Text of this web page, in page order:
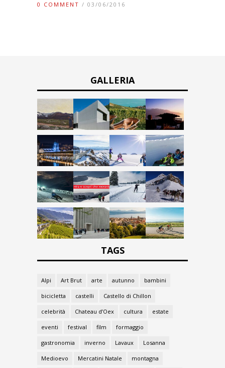
0 COMMENT / 03/06/2016
GALLERIA
TAGS
Alpi Art Brut arte autunno bambini
bicicletta castelli Castello di Chillon
celebrità Chateau d’Oex cultura estate
eventi festival film formaggio
gastronomia inverno Lavaux Losanna
Medioevo Mercatini Natale montagna